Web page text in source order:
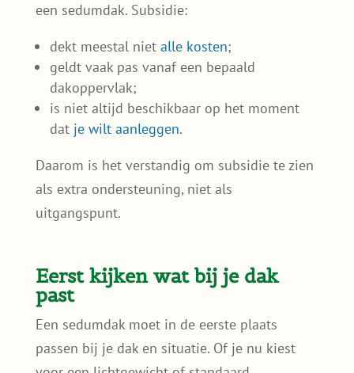
een sedumdak. Subsidie:
dekt meestal niet alle kosten;
geldt vaak pas vanaf een bepaald
dakoppervlak;
is niet altijd beschikbaar op het moment
dat je wilt aanleggen.
Daarom is het verstandig om subsidie te zien
als extra ondersteuning, niet als
uitgangspunt.
Eerst kijken wat bij je dak
past
Een sedumdak moet in de eerste plaats
passen bij je dak en situatie. Of je nu kiest